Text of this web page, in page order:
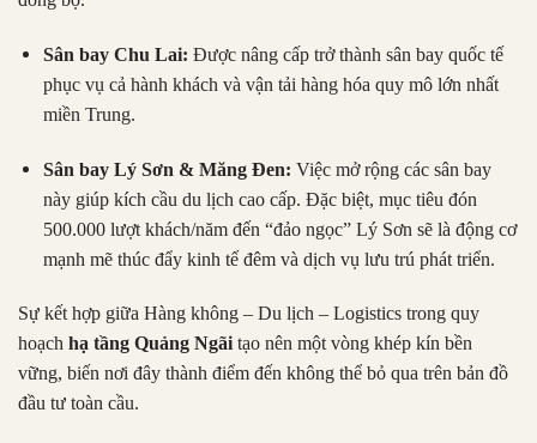
Sân bay Chu Lai: Được nâng cấp trở thành sân bay quốc tế
phục vụ cả hành khách và vận tải hàng hóa quy mô lớn nhất
miền Trung.
Sân bay Lý Sơn & Măng Đen: Việc mở rộng các sân bay
này giúp kích cầu du lịch cao cấp. Đặc biệt, mục tiêu đón
500.000 lượt khách/năm đến “đảo ngọc” Lý Sơn sẽ là động cơ
mạnh mẽ thúc đẩy kinh tế đêm và dịch vụ lưu trú phát triển.
Sự kết hợp giữa Hàng không – Du lịch – Logistics trong quy
hoạch hạ tầng Quảng Ngãi tạo nên một vòng khép kín bền
vững, biến nơi đây thành điểm đến không thể bỏ qua trên bản đồ
đầu tư toàn cầu.